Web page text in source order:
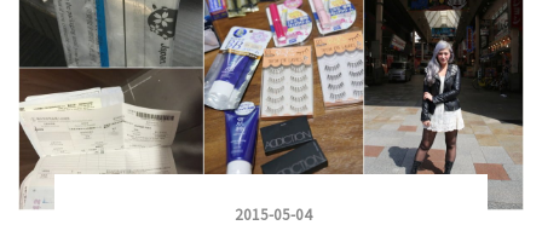
2015-05-04